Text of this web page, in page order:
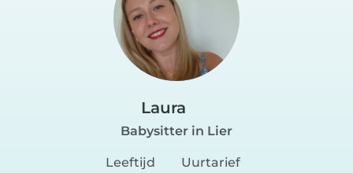
Laura
Babysitter in Lier
Leeftijd
Uurtarief